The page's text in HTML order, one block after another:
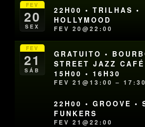
FEV
20
SEX
22H00 • TRILHAS •
HOLLYMOOD
FEV 20@22:00
FEV
21
SÁB
GRATUITO •
STREET JAZZ
15H00 • 16H30
FEV 21@13:00 – 17:30
22H00 • GROOVE •
FUNKERS
FEV 21@22:00